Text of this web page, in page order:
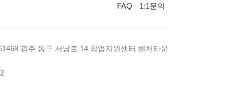
FAQ 1:1문의
광주 동구 서남로 14 창업지원센터 벤처타운